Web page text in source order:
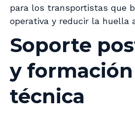
para los transportistas que
operativa y reducir la huella
Soporte
y formación
técnica